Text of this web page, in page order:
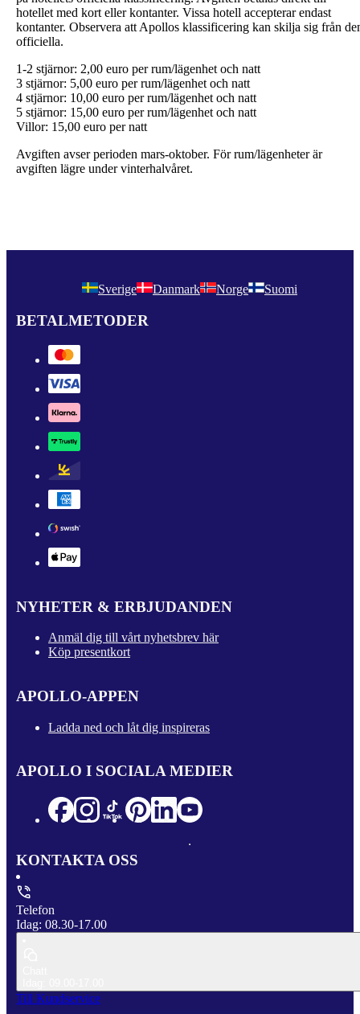
hotellet med kort eller kontanter. Vissa hotell accepterar endast
kontanter. Observera att Apollos klassificering kan skilja sig från
officiella.
1-2 stjärnor: 2,00 euro per rum/lägenhet och natt
3 stjärnor: 5,00 euro per rum/lägenhet och natt
4 stjärnor: 10,00 euro per rum/lägenhet och natt
5 stjärnor: 15,00 euro per rum/lägenhet och natt
Villor: 15,00 euro per natt
Avgiften avser perioden mars-oktober. För rum/lägenheter är
avgiften lägre under vinterhalvåret.
Sverige Danmark Norge Suomi
BETALMETODER
NYHETER & ERBJUDANDEN
Anmäl dig till vårt nyhetsbrev här
Köp presentkort
APOLLO-APPEN
Ladda ned och låt dig inspireras
APOLLO I SOCIALA MEDIER
KONTAKTA OSS
Telefon
Idag: 08.30-17.00
Till Kundservice